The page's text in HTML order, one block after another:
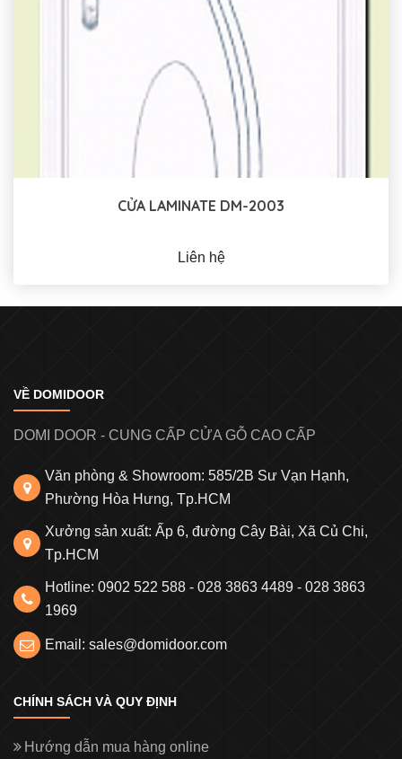
CỬA LAMINATE DM-2003
Liên hệ
VỀ DOMIDOOR
DOMI DOOR - CUNG CẤP CỬA GỖ CAO CẤP
Văn phòng & Showroom: 585/2B Sư Vạn Hạnh,
Phường Hòa Hưng, Tp.HCM
Xưởng sản xuất: Ấp 6, đường Cây Bài, Xã Củ Chi,
Tp.HCM
Hotline: 0902 522 588 - 028 3863 4489 - 028 3863
1969
Email: sales@domidoor.com
CHÍNH SÁCH VÀ QUY ĐỊNH
Hướng dẫn mua hàng online